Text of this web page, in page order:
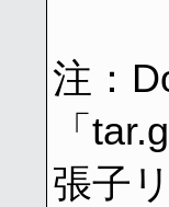
注：
「
張子